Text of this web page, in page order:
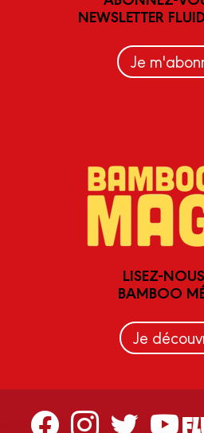
NEWSLETTER
Je
LISEZ-
BAMBOO
Je